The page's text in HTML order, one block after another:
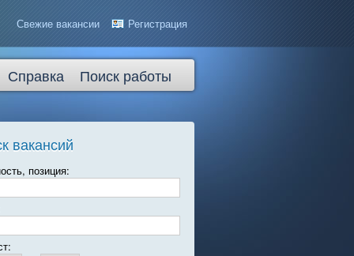
Свежие вакансии Регистрация
Справка Поиск работы
вакансий
позиция: